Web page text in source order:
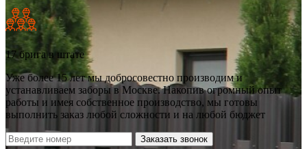
17 брига в штате
Уже более 15 лет мы добросовестно производим и
устанавливаем заборы в Москве. Накопив огромный опыт
работы и имея собственное производство, мы готовы
выполнить заказ любой сложности и на любой бюджет
Заказать звонок